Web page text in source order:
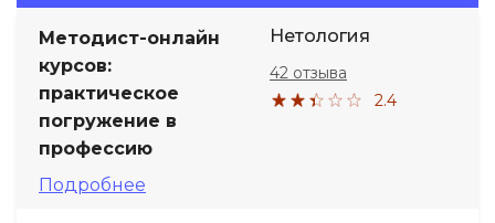
Методист-онлайн
курсов:
практическое
погружение в
профессию
Подробнее
Нетология
2.4
42 отзыва